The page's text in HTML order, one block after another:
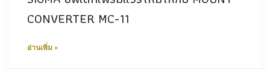
CONVERTER MC-11
อ่านเพิ่ม »